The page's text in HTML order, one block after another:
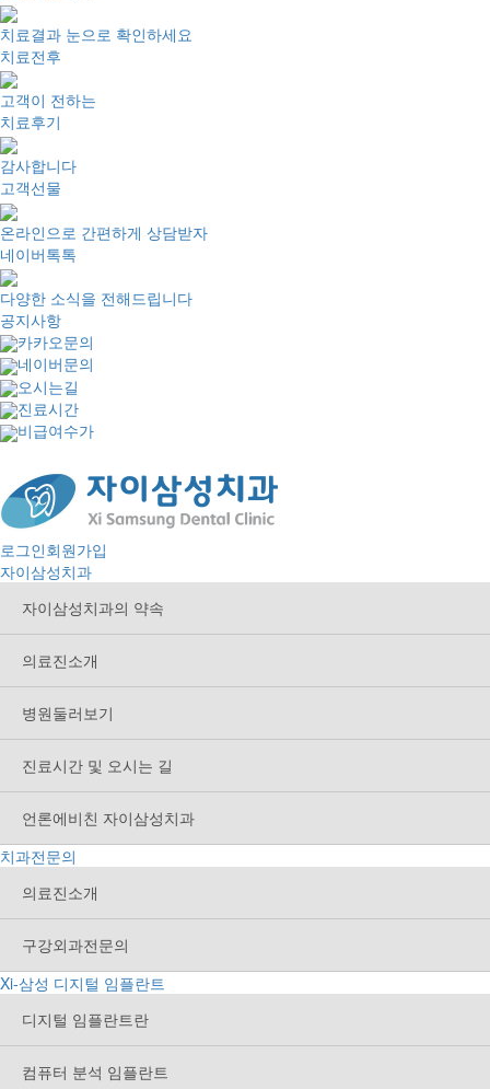
치료결과 눈으로 확인하세요
치료전후
고객이 전하는
치료후기
감사합니다
고객선물
온라인으로 간편하게 상담받자
네이버톡톡
다양한 소식을 전해드립니다
공지사항
카카오문의
네이버문의
오시는길
진료시간
비급여수가
로그인회원가입
자이삼성치과
자이삼성치과의 약속
의료진소개
병원둘러보기
진료시간 및 오시는 길
언론에비친 자이삼성치과
치과전문의
의료진소개
구강외과전문의
Xi-삼성 디지털 임플란트
디지털 임플란트란
컴퓨터 분석 임플란트